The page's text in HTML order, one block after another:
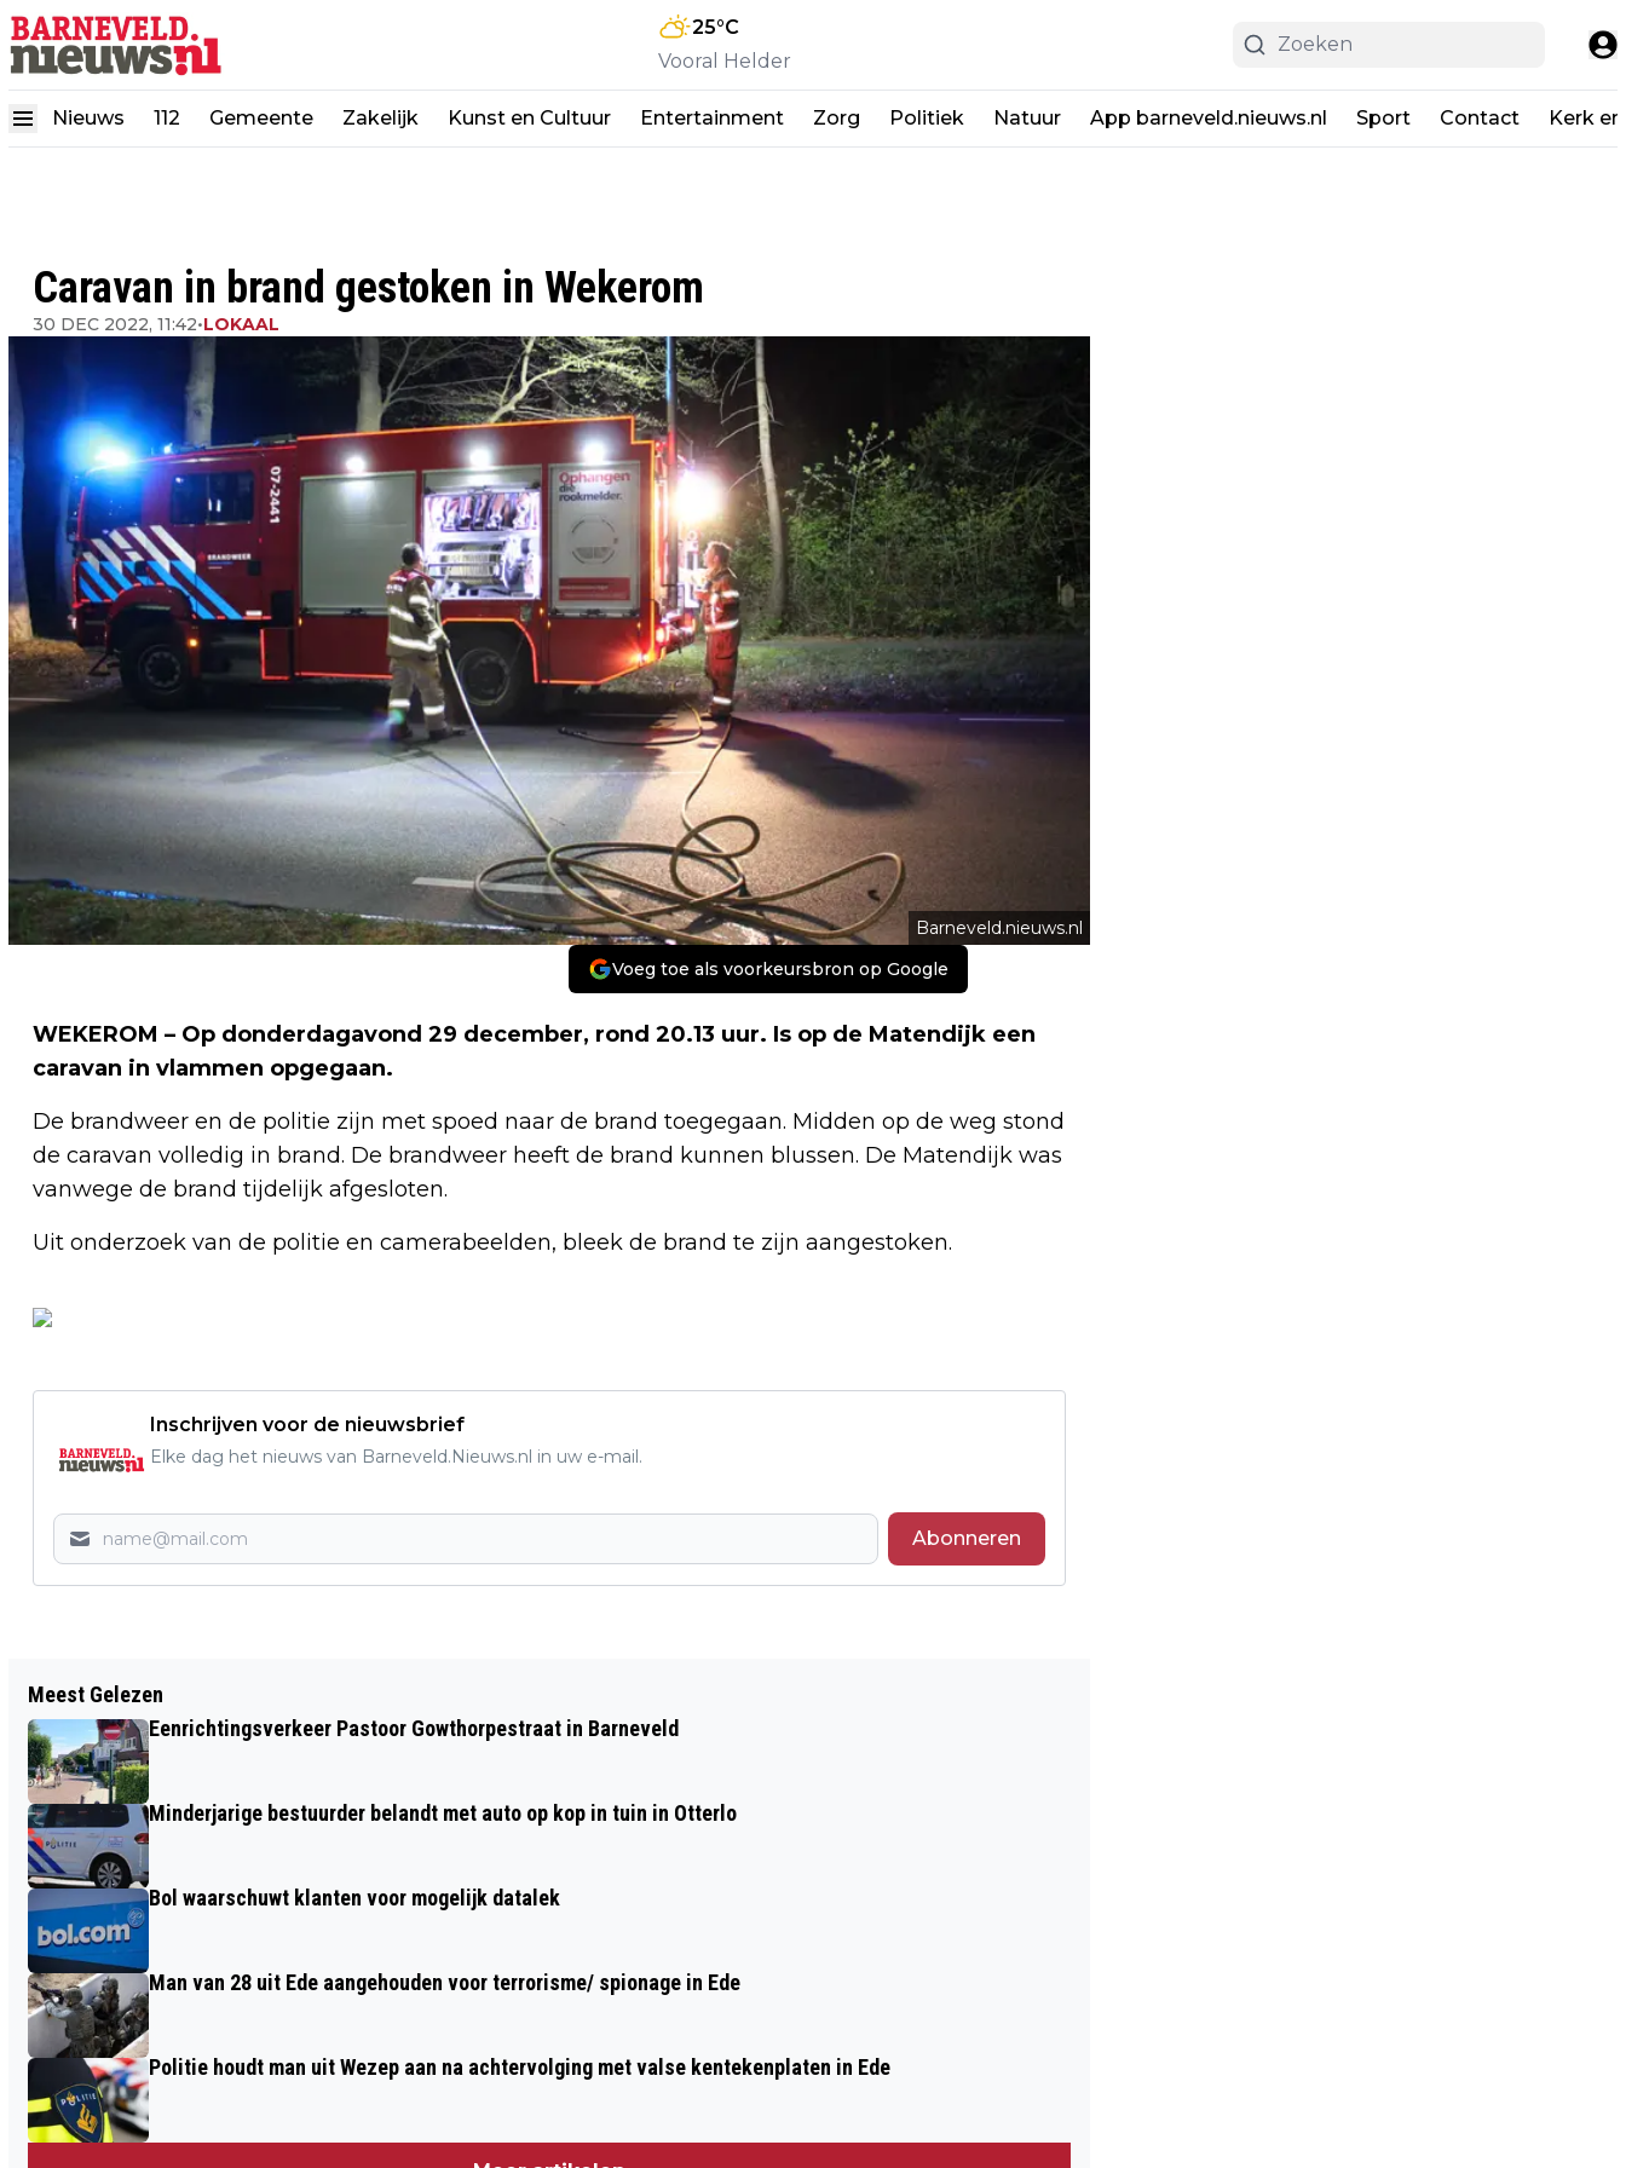
25°C
Vooral Helder
Nieuws 112 Gemeente Zakelijk Kunst en Cultuur Entertainment Zorg Politiek Natuur App barneveld.nieuws.nl Sport Contact Kerk
Caravan in brand gestoken in Wekerom
30 DEC 2022, 11:42•LOKAAL
Barneveld.nieuws.nl
Voeg toe als voorkeursbron op Google
WEKEROM – Op donderdagavond 29 december, rond 20.13 uur. Is op de Matendijk een
caravan in vlammen opgegaan.
De brandweer en de politie zijn met spoed naar de brand toegegaan. Midden op de weg stond
de caravan volledig in brand. De brandweer heeft de brand kunnen blussen. De Matendijk was
vanwege de brand tijdelijk afgesloten.
Uit onderzoek van de politie en camerabeelden, bleek de brand te zijn aangestoken.
Inschrijven voor de nieuwsbrief
Elke dag het nieuws van Barneveld.Nieuws.nl in uw e-mail.
Abonneren
BESTUURSTER ELEKTRISCHE AUTO
BELANDT IN SLOOT IN VOORTHUIZEN
TIJDENS DE TOUR DE FOOD
Meest Gelezen
Eenrichtingsverkeer Pastoor Gowthorpestraat in Barneveld
Minderjarige bestuurder belandt met auto op kop in tuin in Otterlo
Bol waarschuwt klanten voor mogelijk datalek
Man van 28 uit Ede aangehouden voor terrorisme/ spionage in Ede
Politie houdt man uit Wezep aan na achtervolging met valse kentekenplaten in Ede